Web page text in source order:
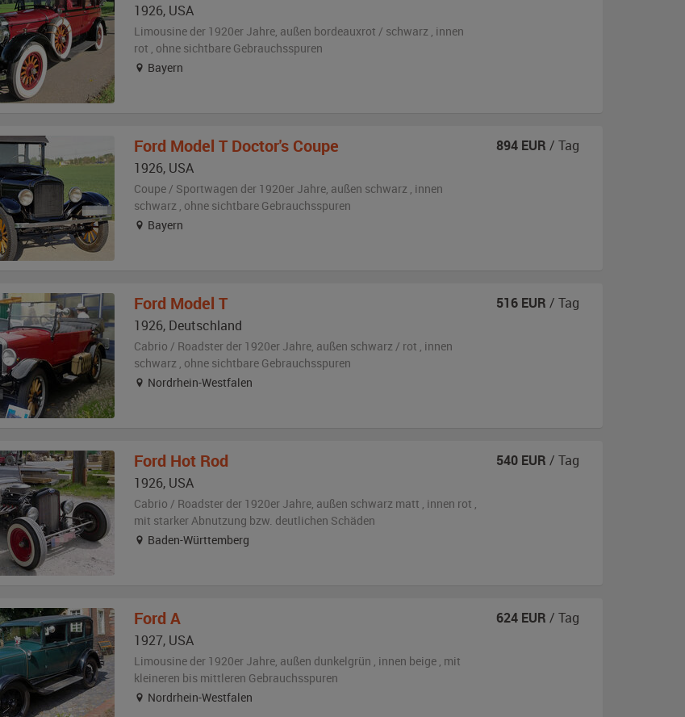
1926, USA
Limousine der 1920er Jahre, außen bordeauxrot / schwarz , innen
rot , ohne sichtbare Gebrauchsspuren
Bayern
Ford Model T Doctor's Coupe
1926, USA
Coupe / Sportwagen der 1920er Jahre, außen schwarz , innen
schwarz , ohne sichtbare Gebrauchsspuren
Bayern
894 EUR / Tag
Ford Model T
1926, Deutschland
Cabrio / Roadster der 1920er Jahre, außen schwarz / rot , innen
schwarz , ohne sichtbare Gebrauchsspuren
Nordrhein-Westfalen
516 EUR / Tag
Ford Hot Rod
1926, USA
Cabrio / Roadster der 1920er Jahre, außen schwarz matt , innen rot ,
mit starker Abnutzung bzw. deutlichen Schäden
Baden-Württemberg
540 EUR / Tag
Ford A
1927, USA
Limousine der 1920er Jahre, außen dunkelgrün , innen beige , mit
kleineren bis mittleren Gebrauchsspuren
Nordrhein-Westfalen
624 EUR / Tag